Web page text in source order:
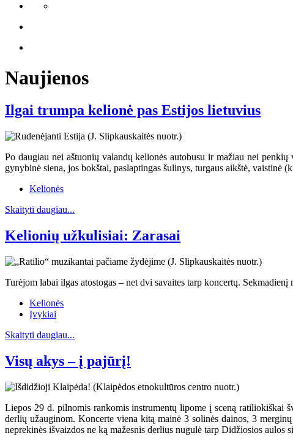
Naujienos
Ilgai trumpa kelionė pas Estijos lietuvius
Po daugiau nei aštuonių valandų kelionės autobusu ir mažiau nei
gynybinė siena, jos bokštai, paslaptingas šulinys, turgaus aikštė, vaistinė
Kelionės
Skaityti daugiau...
Kelionių užkulisiai: Zarasai
Turėjom labai ilgas atostogas – net dvi savaites tarp koncertų.
Kelionės
Įvykiai
Skaityti daugiau...
Visų akys – į pajūrį!
Liepos 29 d. pilnomis rankomis instrumentų lipome į sceną ratiliokiškai
derlių užauginom. Koncerte viena kitą mainė 3 solinės dainos, 3
neprekinės išvaizdos ne ką mažesnis derlius nugulė tarp Didžiosios aulos